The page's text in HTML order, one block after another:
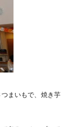
まいもで、焼き芋